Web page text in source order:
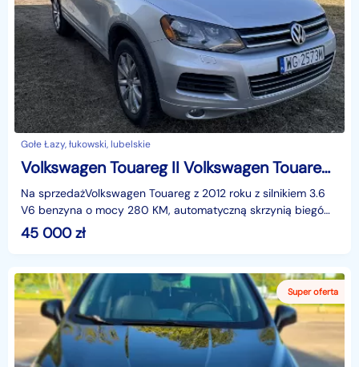
Gołe Łazy, łukowski, lubelskie
Volkswagen Touareg II Volkswagen Touareg 3,6 / 2012 / 280 KM / SUV
Na sprzedażVolkswagen Touareg z 2012 roku z silnikiem 3.6
V6 benzyna o mocy 280 KM, automatyczną skrzynią biegów
oraz napędem 4x4. Samochód w kolorze srebrnym,
45 000zł